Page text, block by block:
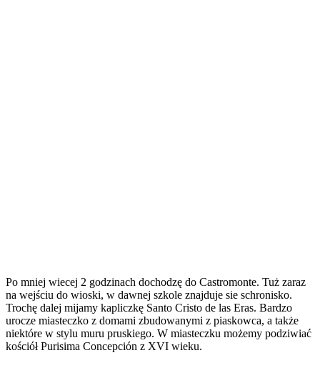
Po mniej wiecej 2 godzinach dochodzę do Castromonte. Tuż zaraz
na wejściu do wioski, w dawnej szkole znajduje sie schronisko.
Trochę dalej mijamy kapliczkę Santo Cristo de las Eras. Bardzo
urocze miasteczko z domami zbudowanymi z piaskowca, a także
niektóre w stylu muru pruskiego. W miasteczku możemy podziwiać
kościół Purisima Concepción z XVI wieku.